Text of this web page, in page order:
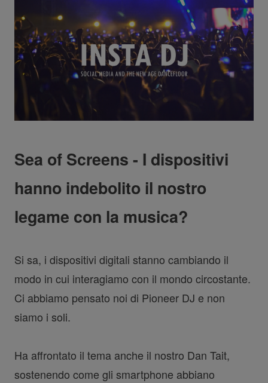
Sea of Screens - I dispositivi
hanno indebolito il nostro
legame con la musica?
Si sa, i dispositivi digitali stanno cambiando il
modo in cui interagiamo con il mondo circostante.
Ci abbiamo pensato noi di Pioneer DJ e non
siamo i soli.
Ha affrontato il tema anche il nostro Dan Tait,
sostenendo come gli smartphone abbiano